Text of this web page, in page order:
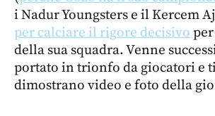
i Nadur Youngsters e il Kercem
per calciare il rigore decisivo
della sua squadra. Venne
portato in trionfo da giocatori e
dimostrano video e foto della